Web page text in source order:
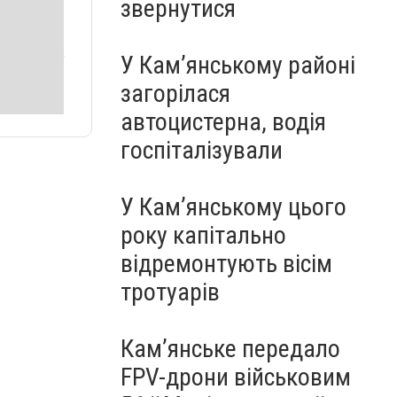
звернутися
У Кам’янському районі
загорілася
автоцистерна, водія
госпіталізували
У Кам’янському цього
року капітально
відремонтують вісім
тротуарів
Кам’янське передало
FPV-дрони військовим